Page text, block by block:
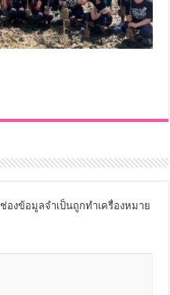
ช่องข้อมูลจำเป็นถูกทำเครื่องหมาย